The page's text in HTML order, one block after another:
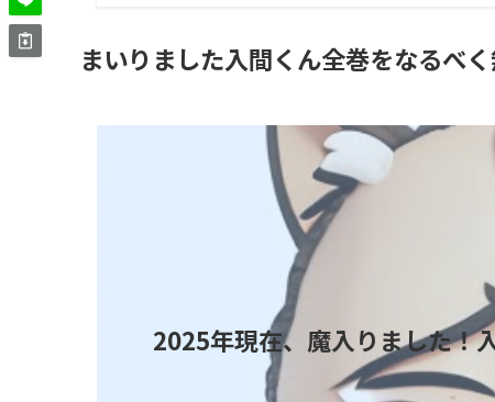
まいりました入間くん全巻をなるべ
2025年現在、魔入りました！